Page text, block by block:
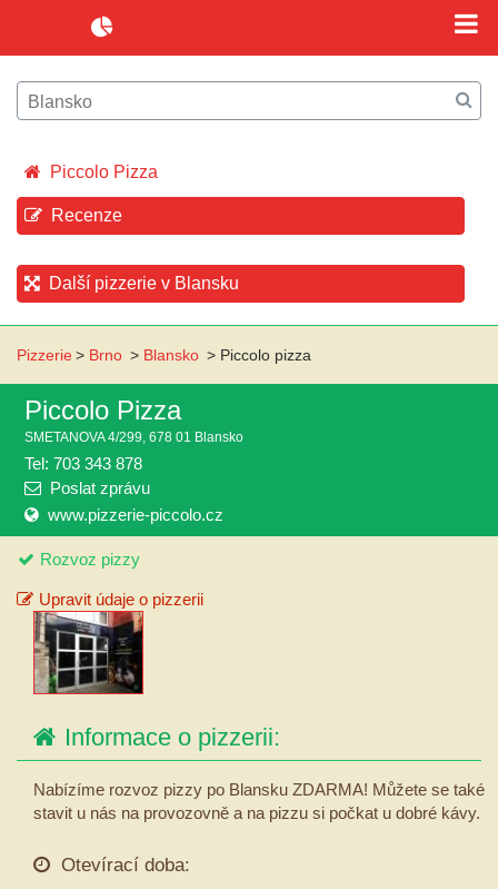
Piccolo Pizza
Recenze
Další pizzerie v Blansku
Pizzerie> Brno > Blansko > Piccolo pizza
Piccolo Pizza
SMETANOVA 4/299, 678 01 Blansko
Tel: 703 343 878
Poslat zprávu
www.pizzerie-piccolo.cz
Rozvoz pizzy
Upravit údaje o pizzerii
Informace o pizzerii:
Nabízíme rozvoz pizzy po Blansku ZDARMA! Můžete se také
stavit u nás na provozovně a na pizzu si počkat u dobré kávy.
Otevírací doba: